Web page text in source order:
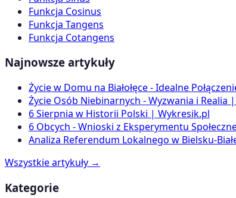
Funkcja Cosinus
Funkcja Tangens
Funkcja Cotangens
Najnowsze artykuły
Życie w Domu na Białołęce - Idealne
Życie Osób Niebinarnych - Wyzwania i Realia
6 Sierpnia w Historii Polski | Wykresik.pl
6 Obcych - Wnioski z Eksperymentu
Analiza Referendum Lokalnego w Bielsku-
Wszystkie artykuły →
Kategorie